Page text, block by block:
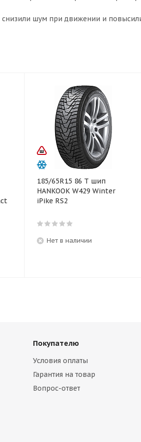
снизили шум при движении и
185/65R15 86 T шип
HANKOOK W429 Winter
iPike RS2
Нет в наличии
Покупателю
Условия оплаты
Гарантия на товар
Вопрос-ответ